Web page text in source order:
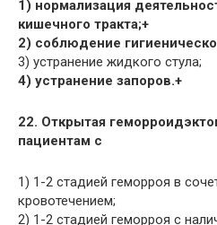
1) нормализация
кишечного тракта;+
2) соблюдение
3) устранение жидкого стула;
4) устранение запоров.+
22. Открытая
пациентам с
1) 1-2 стадией геморроя в
кровотечением;
2) 1-2 стадией геморроя с